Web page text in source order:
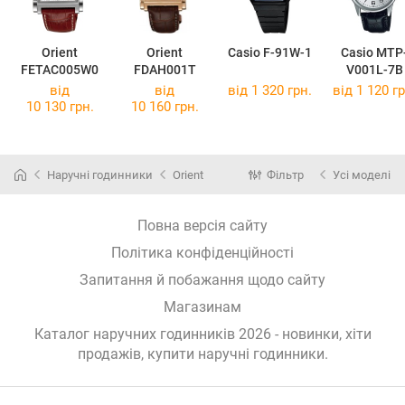
Orient
FETAC005W0
Orient
FDAH001T
Casio F-91W-1
Casio
V001L-7B
від
10 130 грн.
від
10 160 грн.
від 1 320 грн. від 1 120
Наручні годинники Orient Фільтр Усі моделі
Повна версія сайту
Політика конфіденційності
Запитання й побажання щодо сайту
Магазинам
Каталог наручних годинників 2026 - новинки, хіти
продажів, купити наручні годинники.